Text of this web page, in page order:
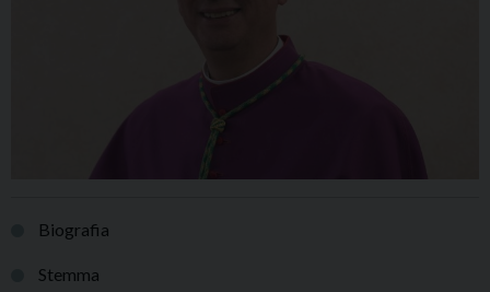
Biografia
Stemma